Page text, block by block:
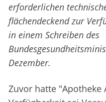
erforderlichen
flächendeckend zur
in einem Schreiben des
Dezember.
Zuvor hatte "Apotheke